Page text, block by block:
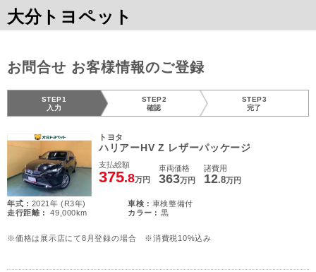
大分トヨペット
お問合せ お客様情報のご登録
STEP1
入力
STEP2
確認
STEP3
完了
トヨタ
ハリアーHV Z レザーパッケージ
支払総額
375.8万円
車両価格
363万円
諸費用
12.8万円
年式 : 2021年 (R3年) 車検 : 車検整備付
走行距離 :
49,000km カラー : 黒
※価格は展示店にて8月登録の場合 ※消費税10%込み